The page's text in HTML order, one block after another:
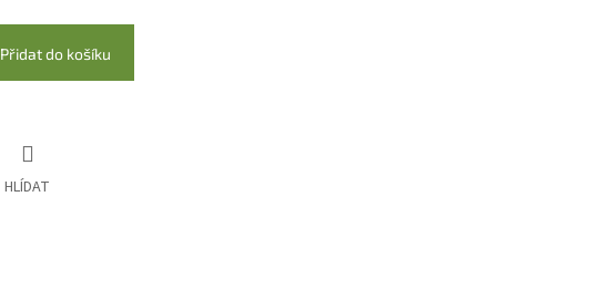
Přidat do košíku
HLÍDAT